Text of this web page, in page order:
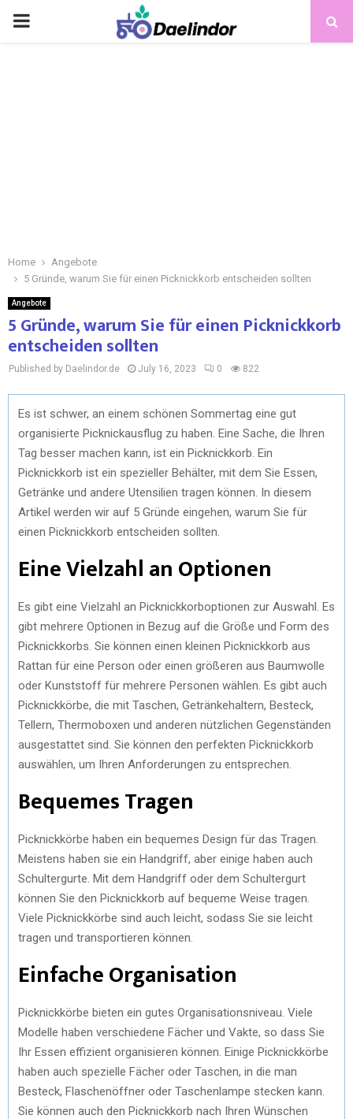
Home
Angebote
5 Gründe, warum Sie für einen Picknickkorb entscheiden sollten
Angebote
5 Gründe, warum Sie für einen Picknickkorb
entscheiden sollten
Published by Daelindor.de July 16, 2023 0 822
Es ist schwer, an einem schönen Sommertag eine gut
organisierte Picknickausflug zu haben. Eine Sache, die Ihren
Tag besser machen kann, ist ein Picknickkorb. Ein
Picknickkorb ist ein spezieller Behälter, mit dem Sie Essen,
Getränke und andere Utensilien tragen können. In diesem
Artikel werden wir auf 5 Gründe eingehen, warum Sie für
einen Picknickkorb entscheiden sollten.
Eine Vielzahl an Optionen
Es gibt eine Vielzahl an Picknickkorboptionen zur Auswahl. Es
gibt mehrere Optionen in Bezug auf die Größe und Form des
Picknickkorbs. Sie können einen kleinen Picknickkorb aus
Rattan für eine Person oder einen größeren aus Baumwolle
oder Kunststoff für mehrere Personen wählen. Es gibt auch
Picknickkörbe, die mit Taschen, Getränkehaltern, Besteck,
Tellern, Thermoboxen und anderen nützlichen Gegenständen
ausgestattet sind. Sie können den perfekten Picknickkorb
auswählen, um Ihren Anforderungen zu entsprechen.
Bequemes Tragen
Picknickkörbe haben ein bequemes Design für das Tragen.
Meistens haben sie ein Handgriff, aber einige haben auch
Schultergurte. Mit dem Handgriff oder dem Schultergurt
können Sie den Picknickkorb auf bequeme Weise tragen.
Viele Picknickkörbe sind auch leicht, sodass Sie sie leicht
tragen und transportieren können.
Einfache Organisation
Picknickkörbe bieten ein gutes Organisationsniveau. Viele
Modelle haben verschiedene Fächer und Vakte, so dass Sie
Ihr Essen effizient organisieren können. Einige Picknickkörbe
haben auch spezielle Fächer oder Taschen, in die man
Besteck, Flaschenöffner oder Taschenlampe stecken kann.
Sie können auch den Picknickkorb nach Ihren Wünschen